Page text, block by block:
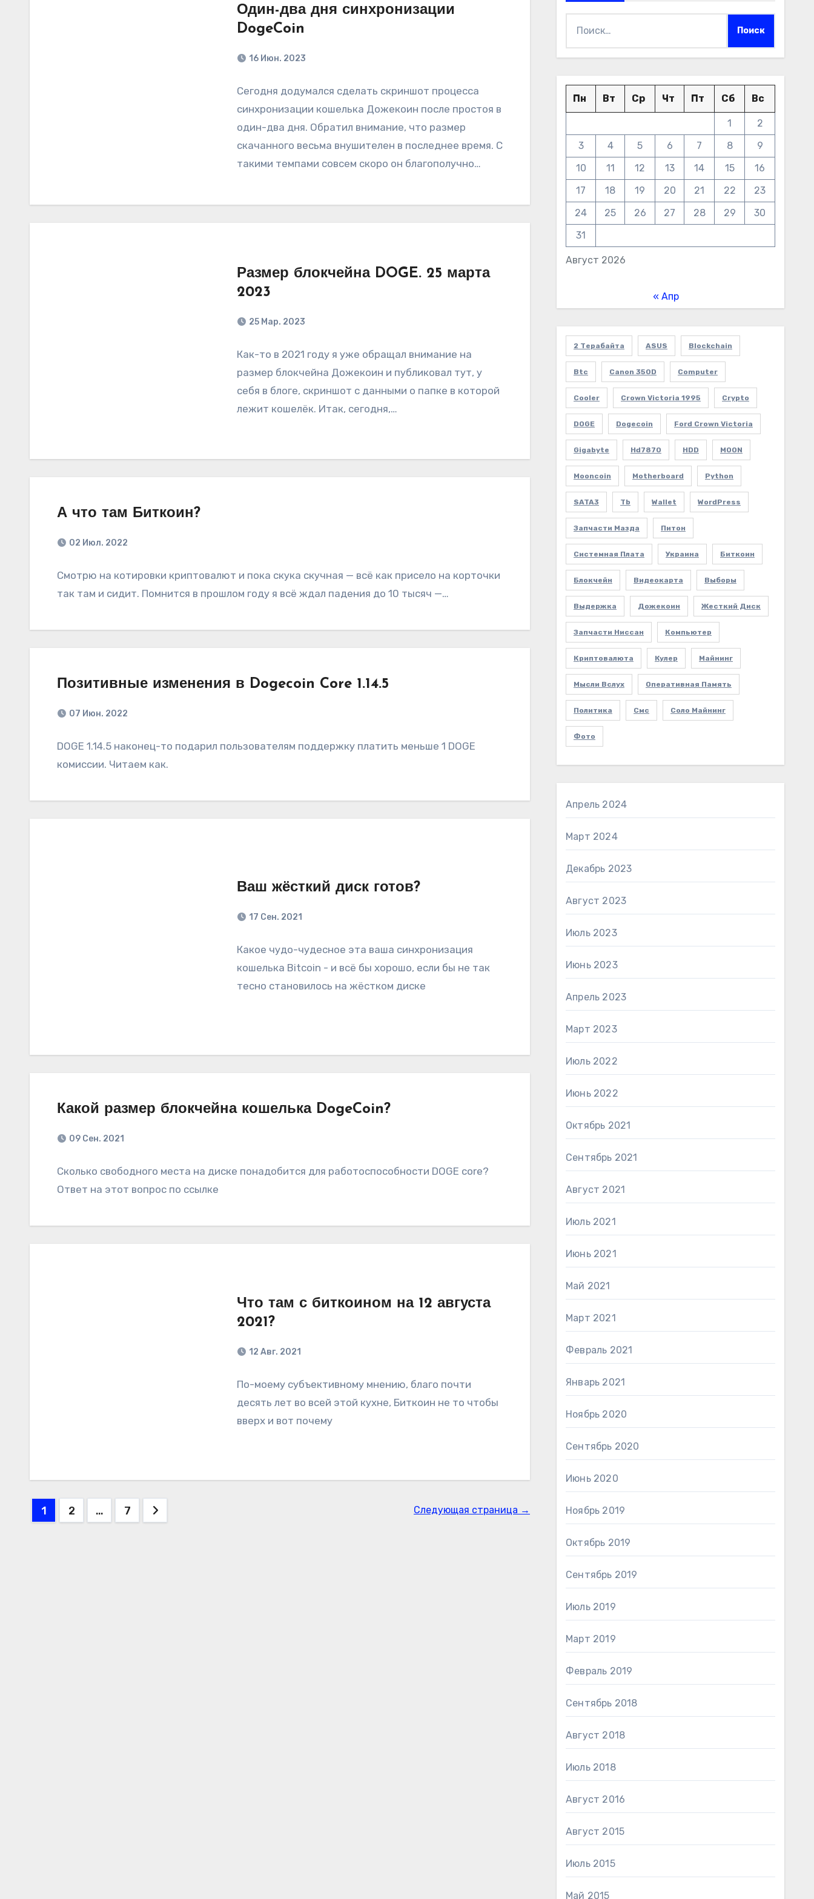
Один-два дня синхронизации
DogeCoin
16 Июн. 2023
Сегодня додумался сделать скриншот процесса
синхронизации кошелька Дожекоин после простоя в
один-два дня. Обратил внимание, что размер
скачанного весьма внушителен в последнее время. С
такими темпами совсем скоро он благополучно…
Размер блокчейна DOGE. 25 марта
2023
25 Мар. 2023
Как-то в 2021 году я уже обращал внимание на
размер блокчейна Дожекоин и публиковал тут, у
себя в блоге, скриншот с данными о папке в которой
лежит кошелёк. Итак, сегодня,…
А что там Биткоин?
02 Июл. 2022
Смотрю на котировки криптовалют и пока скука скучная — всё как присело на корточки
так там и сидит. Помнится в прошлом году я всё ждал падения до 10 тысяч —…
Позитивные изменения в Dogecoin Core 1.14.5
07 Июн. 2022
DOGE 1.14.5 наконец-то подарил пользователям поддержку платить меньше 1 DOGE
комиссии. Читаем как.
Ваш жёсткий диск готов?
17 Сен. 2021
Какое чудо-чудесное эта ваша синхронизация
кошелька Bitcoin - и всё бы хорошо, если бы не так
тесно становилось на жёстком диске
Какой размер блокчейна кошелька DogeCoin?
09 Сен. 2021
Сколько свободного места на диске понадобится для работоспособности DOGE core?
Ответ на этот вопрос по ссылке
Что там с биткоином на 12 августа
2021?
12 Авг. 2021
По-моему субъективному мнению, благо почти
десять лет во всей этой кухне, Биткоин не то чтобы
вверх и вот почему
Пагинация
1 2 … 7 Следующая страница →
Август 2026
Пн Вт Ср Чт Пт Сб Вс
1
2
3
4 5 6 7 8
9
10
11 12 13 14 15
16
17
18 19 20 21 22
23
24
25 26 27 28 29
30
31
« Апр
2 Терабайта ASUS Blockchain
Btc Canon 350D Computer
Cooler Crown Victoria 1995 Crypto
DOGE Dogecoin Ford Crown Victoria
Gigabyte Hd7870 HDD MOON
Mooncoin Motherboard Python
SATA3 Tb Wallet WordPress
Запчасти Мазда Питон
Системная Плата Украина Биткоин
Блокчейн Видеокарта Выборы
Выдержка Дожекоин Жесткий Диск
Запчасти Ниссан Компьютер
Криптовалюта Кулер Майнинг
Мысли Вслух Оперативная Память
Политика Смс Соло Майнинг
Фото
Апрель 2024
Март 2024
Декабрь 2023
Август 2023
Июль 2023
Июнь 2023
Апрель 2023
Март 2023
Июль 2022
Июнь 2022
Октябрь 2021
Сентябрь 2021
Август 2021
Июль 2021
Июнь 2021
Май 2021
Март 2021
Февраль 2021
Январь 2021
Ноябрь 2020
Сентябрь 2020
Июнь 2020
Ноябрь 2019
Октябрь 2019
Сентябрь 2019
Июль 2019
Март 2019
Февраль 2019
Сентябрь 2018
Август 2018
Июль 2018
Август 2016
Август 2015
Июль 2015
Май 2015